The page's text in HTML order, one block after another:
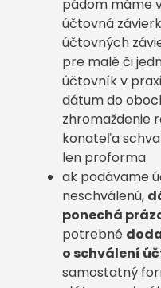
pádom máme
účtovná
účtovných
pre malé či
účtovník v
dátum do
zhromaždenie
konateľa
len proforma
ak podávame
neschválenú,
ponechá
potrebné
o schválení
samostatný